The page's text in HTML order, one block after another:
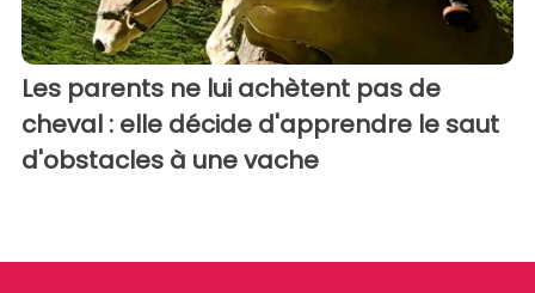
Les parents ne lui achètent pas de
cheval : elle décide d'apprendre le saut
d'obstacles à une vache